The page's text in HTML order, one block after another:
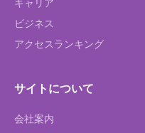
キャリア
ビジネス
アクセスランキング
サイトについて
会社案内